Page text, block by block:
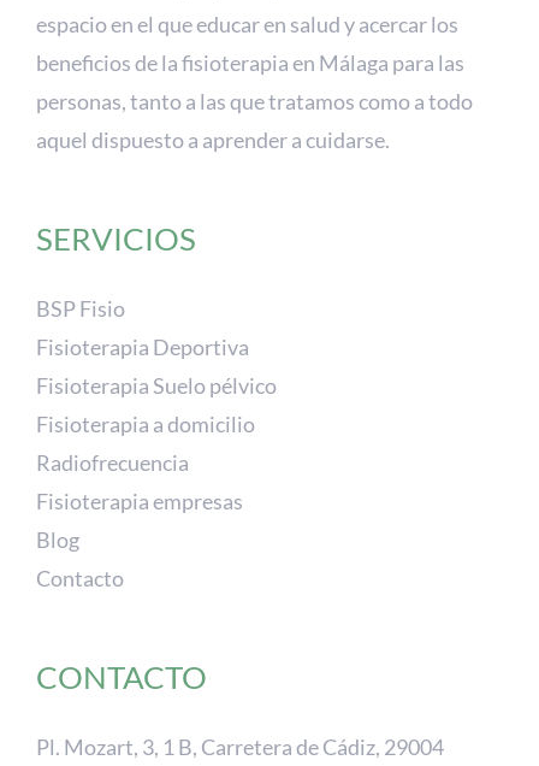
espacio en el que educar en salud y acercar los
beneficios de la fisioterapia en Málaga para las
personas, tanto a las que tratamos como a todo
aquel dispuesto a aprender a cuidarse.
SERVICIOS
BSP Fisio
Fisioterapia Deportiva
Fisioterapia Suelo pélvico
Fisioterapia a domicilio
Radiofrecuencia
Fisioterapia empresas
Blog
Contacto
CONTACTO
Pl. Mozart, 3, 1 B, Carretera de Cádiz, 29004